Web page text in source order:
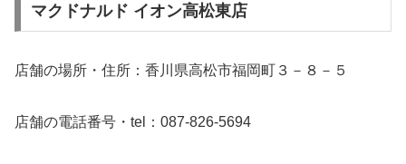
マクドナルド イオン高松東店
店舗の場所・住所：香川県高松市福岡町３－８－５
店舗の電話番号・tel：087-826-5694